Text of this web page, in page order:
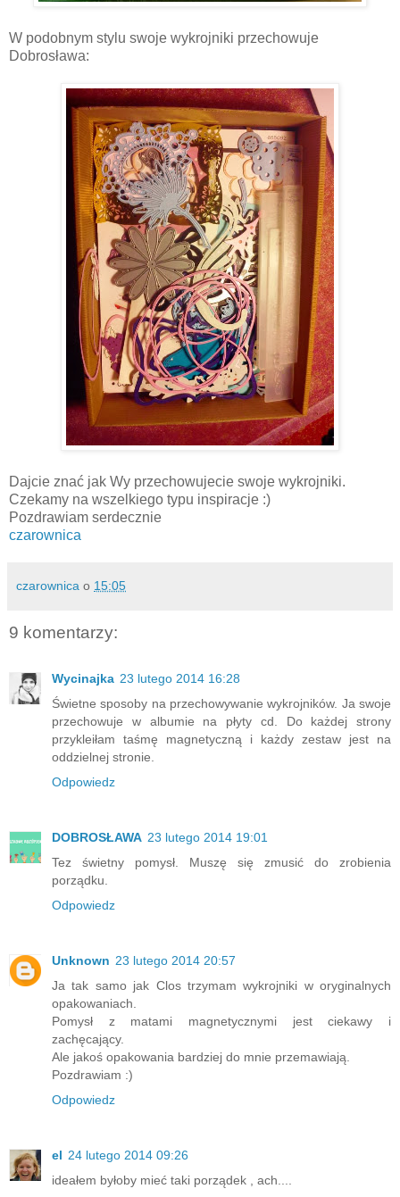
W podobnym stylu swoje wykrojniki przechowuje
Dobrosława:
Dajcie znać jak Wy przechowujecie swoje wykrojniki.
Czekamy na wszelkiego typu inspiracje :)
Pozdrawiam serdecznie
czarownica
czarownica o 15:05
9 komentarzy:
Wycinajka 23 lutego 2014 16:28
Świetne sposoby na przechowywanie wykrojników. Ja swoje
przechowuje w albumie na płyty cd. Do każdej strony
przykleiłam taśmę magnetyczną i każdy zestaw jest na
oddzielnej stronie.
Odpowiedz
DOBROSŁAWA 23 lutego 2014 19:01
Tez świetny pomysł. Muszę się zmusić do zrobienia
porządku.
Odpowiedz
Unknown 23 lutego 2014 20:57
Ja tak samo jak Clos trzymam wykrojniki w oryginalnych
opakowaniach.
Pomysł z matami magnetycznymi jest ciekawy i
zachęcający.
Ale jakoś opakowania bardziej do mnie przemawiają.
Pozdrawiam :)
Odpowiedz
el 24 lutego 2014 09:26
ideałem byłoby mieć taki porządek , ach....